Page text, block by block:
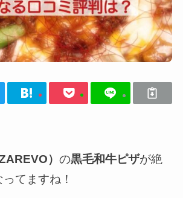
） の黒毛和牛ピザが絶
てますね！